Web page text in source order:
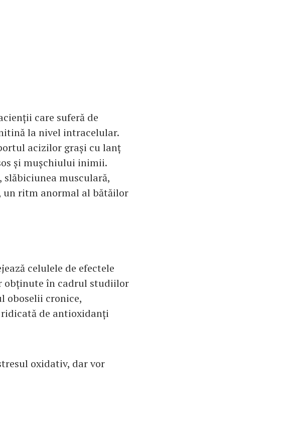
care suferă de
la nivel intracelular.
acizilor grași cu lanț
și mușchiului inimii.
slăbiciunea musculară,
un ritm anormal al bătăilor
celulele de efectele
obținute în cadrul studiilor
oboselii cronice,
de antioxidanți
oxidativ, dar vor